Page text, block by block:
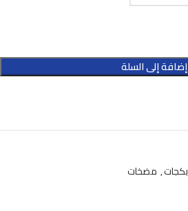
إضافة إلى السلة
بكجات, مضخات